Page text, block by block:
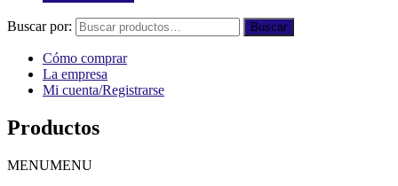
Buscar por: Buscar
Cómo comprar
La empresa
Mi cuenta/Registrarse
Productos
MENUMENU